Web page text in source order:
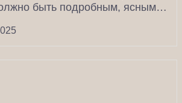
быть подробным, ясным и